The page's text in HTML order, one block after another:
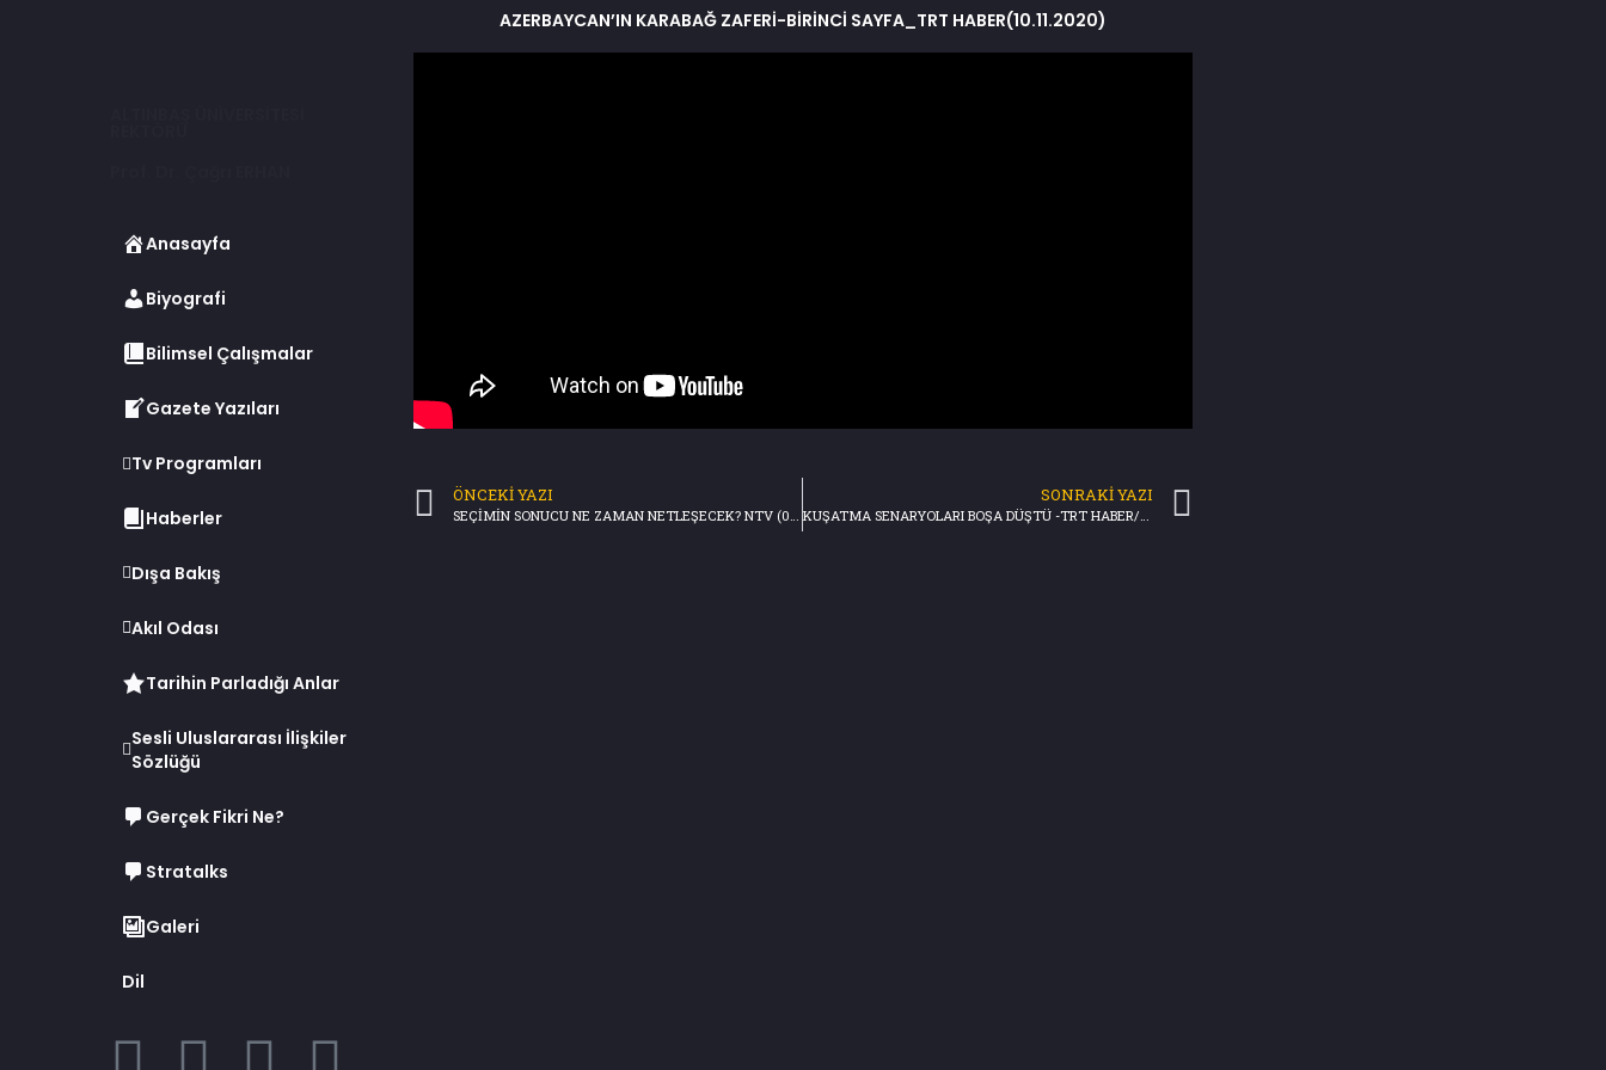
Anasayfa
Biyografi
Bilimsel Çalışmalar
Gazete Yazıları
Tv Programları
Haberler
Dışa Bakış
Akıl Odası
Tarihin Parladığı Anlar
Sesli Uluslararası İlişkiler
Sözlüğü
Gerçek Fikri Ne?
Stratalks
Galeri
Dil
AZERBAYCAN’IN KARABAĞ ZAFERİ-BİRİNCİ SAYFA_TRT HABER(10.11.2020)
ÖNCEKI YAZI
SEÇİMİN SONUCU NE ZAMAN NETLEŞECEK? NTV (06.11.2020)
SONRAKI YAZI
KUŞATMA SENARYOLARI BOŞA DÜŞTÜ -TRT HABER/BİRİNCİ SAYFA 18.11.2020